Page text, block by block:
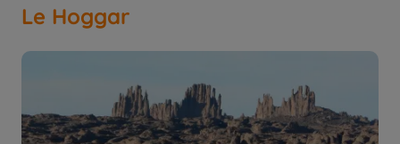
Le Hoggar